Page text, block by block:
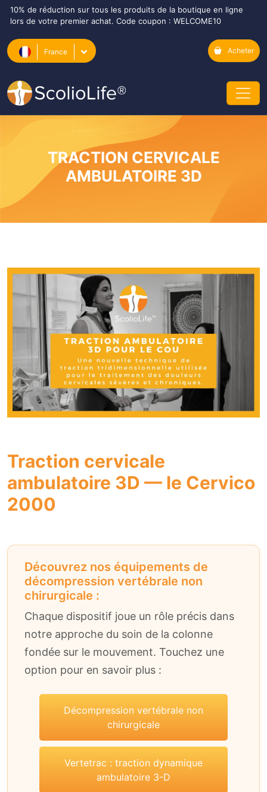
10% de réduction sur tous les produits de la boutique en ligne
lors de votre premier achat. Code coupon : WELCOME10
France Acheter
TRACTION CERVICALE
AMBULATOIRE 3D
Traction cervicale
ambulatoire 3D — le Cervico
2000
Découvrez nos équipements de
décompression vertébrale non
chirurgicale :
Chaque dispositif joue un rôle précis dans
notre approche du soin de la colonne
fondée sur le mouvement. Touchez une
option pour en savoir plus :
Décompression vertébrale non
chirurgicale
Vertetrac : traction dynamique
ambulatoire 3-D